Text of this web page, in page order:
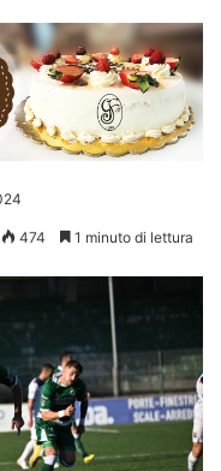
474 1 minuto di lettura